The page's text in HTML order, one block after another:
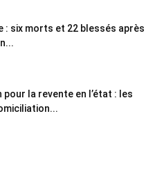
: six morts et 22 blessés après
la revente en l’état : les